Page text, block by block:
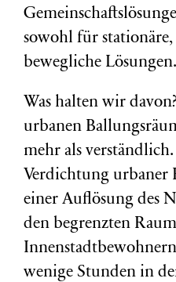
sowohl für stationäre,
bewegliche Lösungen.
Was halten wir
urbanen
mehr als
Verdichtung urbaner
einer Auflösung des
den begrenzten
wenige Stunden in